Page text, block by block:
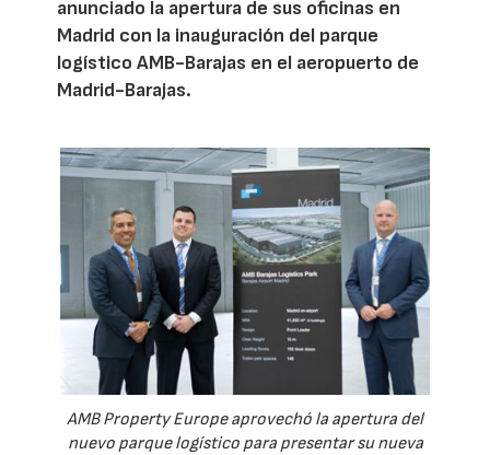
anunciado la apertura de sus oficinas en
Madrid con la inauguración del parque
logístico AMB-Barajas en el aeropuerto de
Madrid-Barajas.
AMB Property Europe aprovechó la apertura del
nuevo parque logístico para presentar su nueva